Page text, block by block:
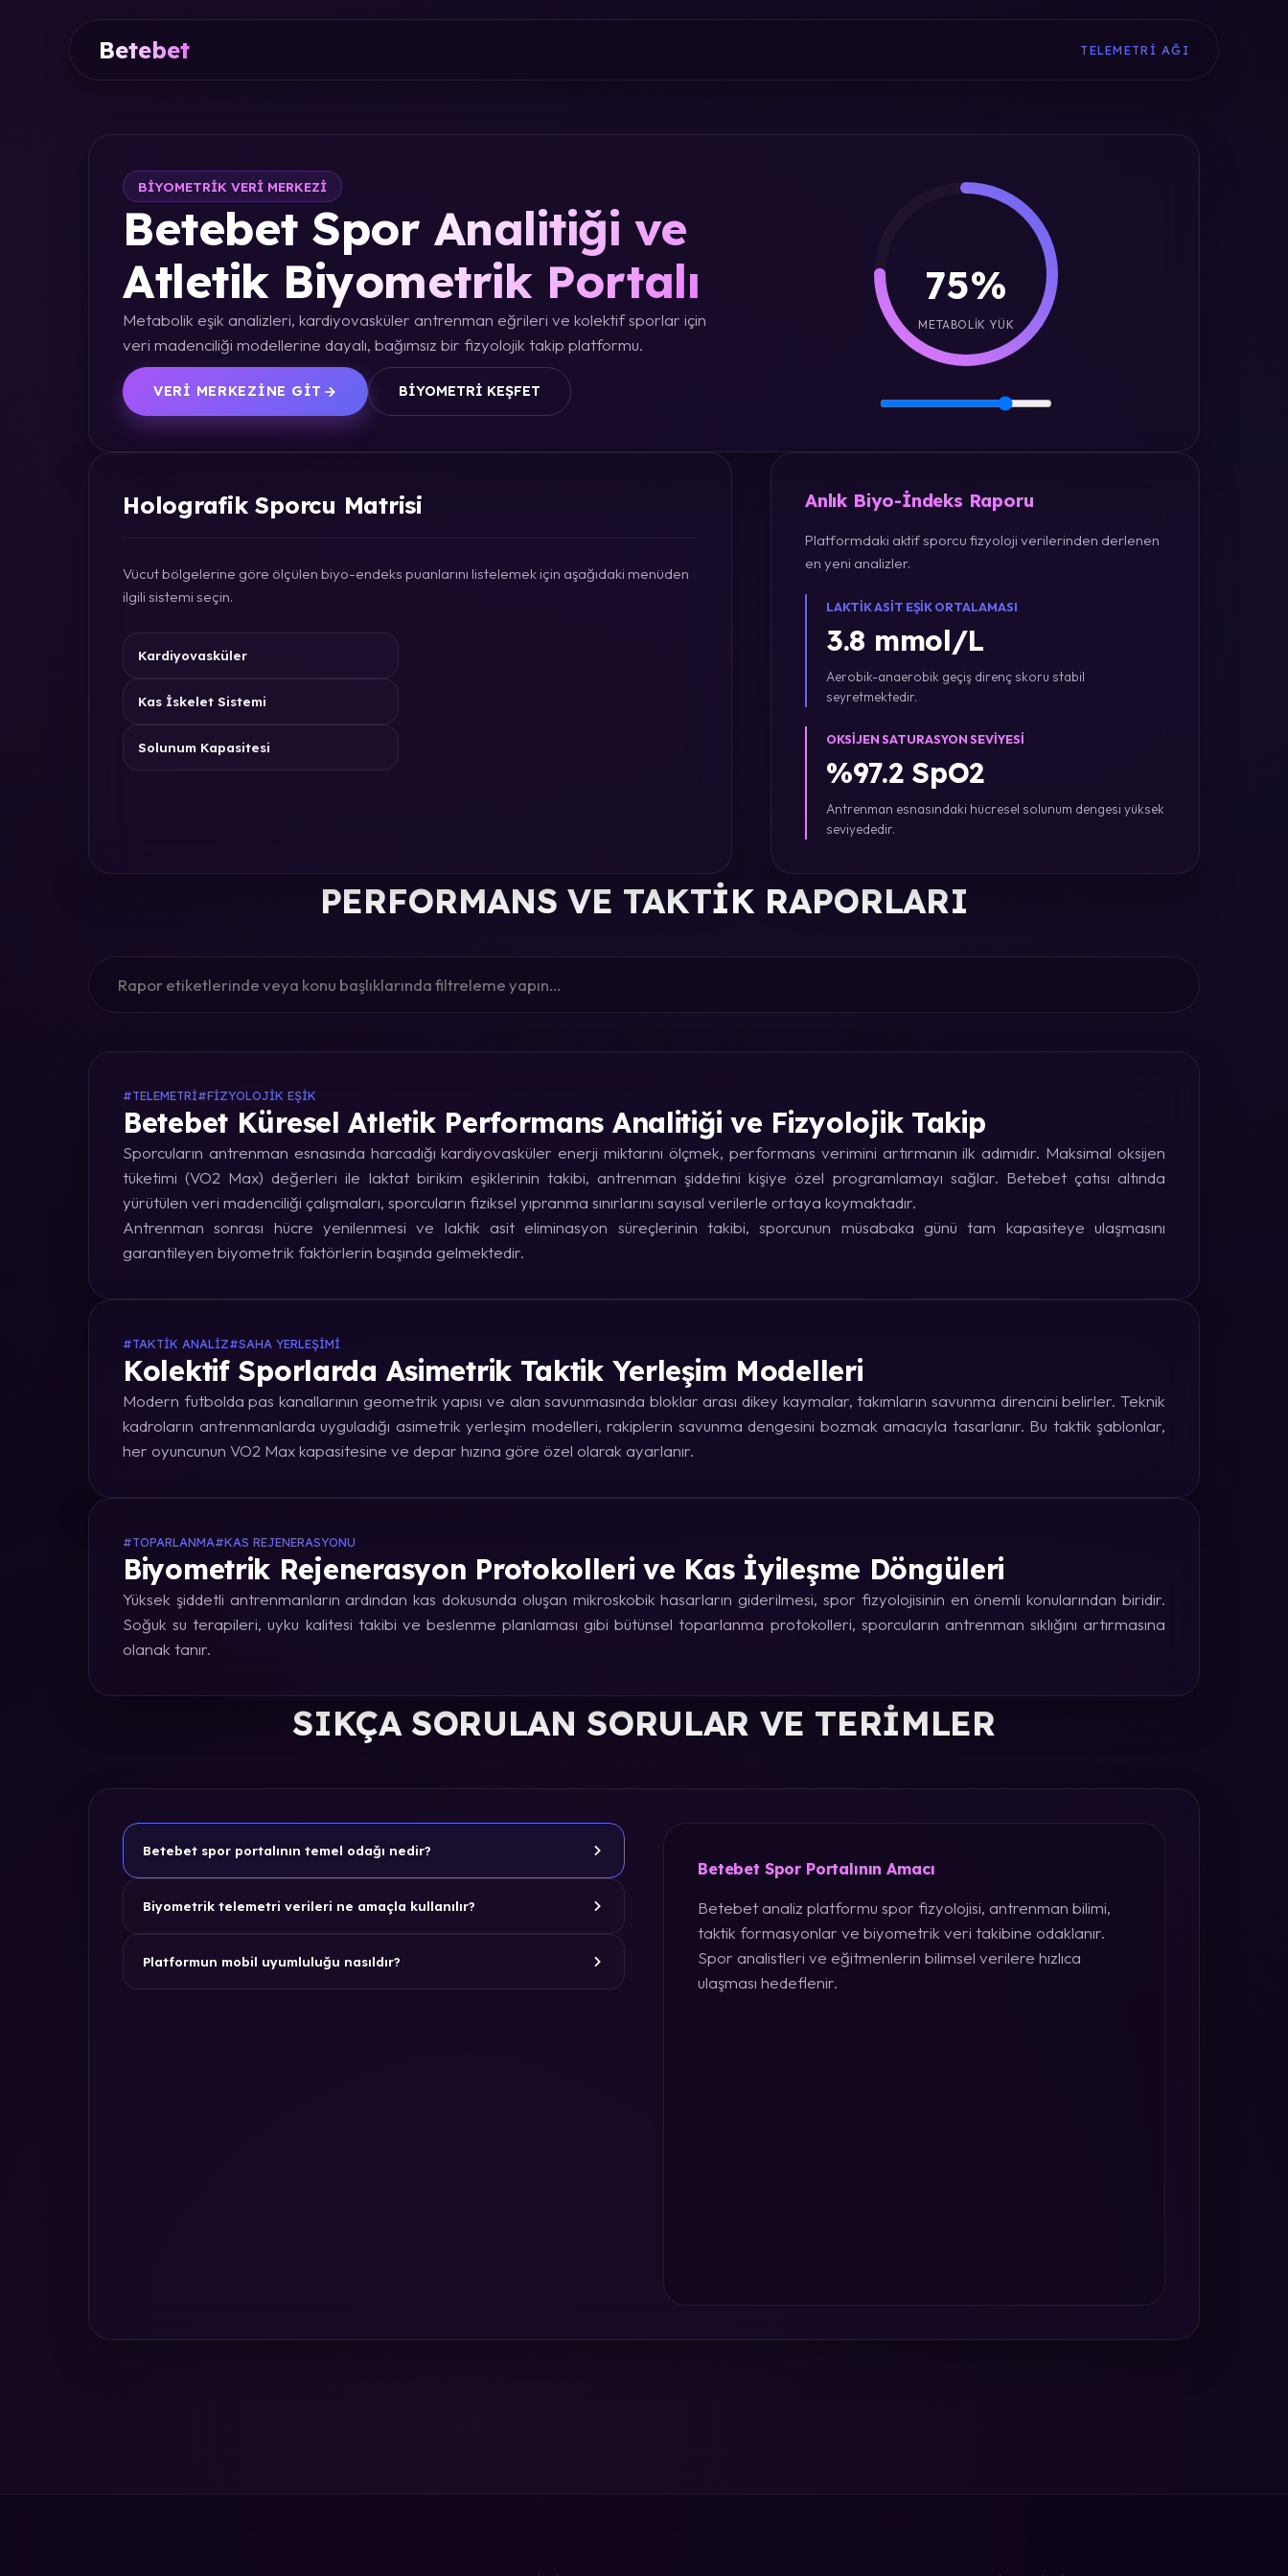
Betebet TELEMETRI AĞI
BIYOMETRIK VERI MERKEZI
Betebet Spor Analitiği ve
Atletik Biyometrik Portalı
Metabolik eşik analizleri, kardiyovasküler antrenman eğrileri ve kolektif sporlar için
veri madenciliği modellerine dayalı, bağımsız bir fizyolojik takip platformu.
VERI MERKEZINE GIT BIYOMETRI KEŞFET
75%
METABOLIK YÜK
Holografik Sporcu Matrisi
Vücut bölgelerine göre ölçülen biyo-endeks puanlarını listelemek için aşağıdaki menüden
ilgili sistemi seçin.
Kardiyovasküler
Kas İskelet Sistemi
Solunum Kapasitesi
Anlık Biyo-İndeks Raporu
Platformdaki aktif sporcu fizyoloji verilerinden derlenen
en yeni analizler.
LAKTIK ASIT EŞIK ORTALAMASI
3.8 mmol/L
Aerobik-anaerobik geçiş direnç skoru stabil
seyretmektedir.
OKSIJEN SATURASYON SEVIYESI
%97.2 SpO2
Antrenman esnasındaki hücresel solunum dengesi yüksek
seviyededir.
PERFORMANS VE TAKTIK RAPORLARI
#TELEMETRI#FIZYOLOJIK EŞIK
Betebet Küresel Atletik Performans Analitiği ve Fizyolojik Takip
Sporcuların antrenman esnasında harcadığı kardiyovasküler enerji miktarını ölçmek, performans verimini artırmanın ilk adımıdır. Maksimal oksijen
tüketimi (VO2 Max) değerleri ile laktat birikim eşiklerinin takibi, antrenman şiddetini kişiye özel programlamayı sağlar. Betebet çatısı altında
yürütülen veri madenciliği çalışmaları, sporcuların fiziksel yıpranma sınırlarını sayısal verilerle ortaya koymaktadır.
Antrenman sonrası hücre yenilenmesi ve laktik asit eliminasyon süreçlerinin takibi, sporcunun müsabaka günü tam kapasiteye ulaşmasını
garantileyen biyometrik faktörlerin başında gelmektedir.
#TAKTIK ANALIZ#SAHA YERLEŞIMI
Kolektif Sporlarda Asimetrik Taktik Yerleşim Modelleri
Modern futbolda pas kanallarının geometrik yapısı ve alan savunmasında bloklar arası dikey kaymalar, takımların savunma direncini belirler. Teknik
kadroların antrenmanlarda uyguladığı asimetrik yerleşim modelleri, rakiplerin savunma dengesini bozmak amacıyla tasarlanır. Bu taktik şablonlar,
her oyuncunun VO2 Max kapasitesine ve depar hızına göre özel olarak ayarlanır.
#TOPARLANMA#KAS REJENERASYONU
Biyometrik Rejenerasyon Protokolleri ve Kas İyileşme Döngüleri
Yüksek şiddetli antrenmanların ardından kas dokusunda oluşan mikroskobik hasarların giderilmesi, spor fizyolojisinin en önemli konularından biridir.
Soğuk su terapileri, uyku kalitesi takibi ve beslenme planlaması gibi bütünsel toparlanma protokolleri, sporcuların antrenman sıklığını artırmasına
olanak tanır.
SIKÇA SORULAN SORULAR VE TERIMLER
Betebet spor portalının temel odağı nedir?
Biyometrik telemetri verileri ne amaçla kullanılır?
Platformun mobil uyumluluğu nasıldır?
Betebet Spor Portalının Amacı
Betebet analiz platformu spor fizyolojisi, antrenman bilimi,
taktik formasyonlar ve biyometrik veri takibine odaklanır.
Spor analistleri ve eğitmenlerin bilimsel verilere hızlıca
ulaşması hedeflenir.